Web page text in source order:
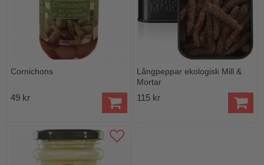
Cornichons
49 kr
Långpeppar ekologisk Mill &
Mortar
115 kr